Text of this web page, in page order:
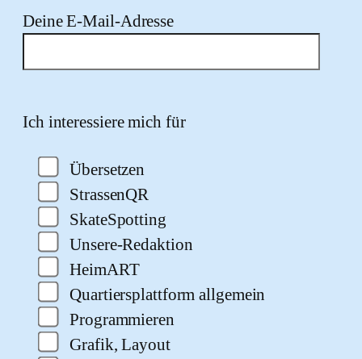
Deine E-Mail-Adresse
Ich interessiere mich für
Übersetzen
StrassenQR
SkateSpotting
Unsere-Redaktion
HeimART
Quartiersplattform allgemein
Programmieren
Grafik, Layout